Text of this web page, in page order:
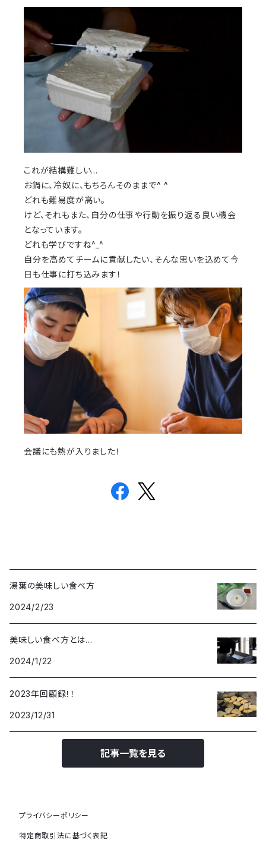
これが結構難しい…
お鍋に、冷奴に、もちろんそのままで^ ^
どれも難易度が高い。
けど、それもまた、自分の仕事や行動を振り返る良い機会
となっています。
どれも学びですね^_^
自分を高めてチームに貢献したい、そんな思いを込めて今
日も仕事に打ち込みます！
会議にも熱が入りました！
湯葉の美味しい食べ方
2024/2/23
美味しい食べ方とは…
2024/1/22
2023年回顧録！！
2023/12/31
記事一覧を見る
プライバシーポリシー
特定商取引法に基づく表記